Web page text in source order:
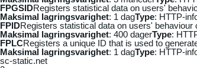
FPGSIDRegisters statistical data on users'
Maksimal lagringsvarighet: 1 dagType: HTTP-
FPIDRegisters statistical data on users'
Maksimal lagringsvarighet: 400 dagerType:
FPLCRegisters a unique ID that is used to
Maksimal lagringsvarighet: 1 dagType: HTTP-
sc-static.net